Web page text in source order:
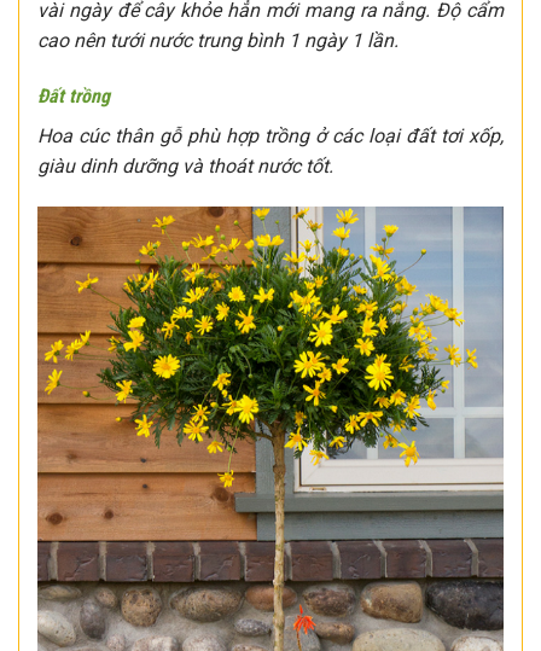
vài ngày để cây khỏe hẳn mới mang ra nắng. Độ cẩm
cao nên tưới nước trung bình 1 ngày 1 lần.
Đất trồng
Hoa cúc thân gỗ phù hợp trồng ở các loại đất tơi xốp,
giàu dinh dưỡng và thoát nước tốt.